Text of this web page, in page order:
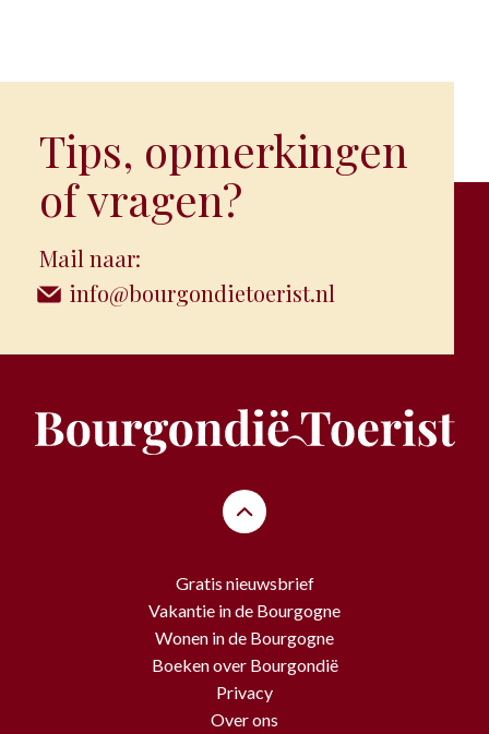
Tips, opmerkingen
of vragen?
Mail naar:
info@bourgondietoerist.nl
Gratis nieuwsbrief
Vakantie in de Bourgogne
Wonen in de Bourgogne
Boeken over Bourgondië
Privacy
Over ons